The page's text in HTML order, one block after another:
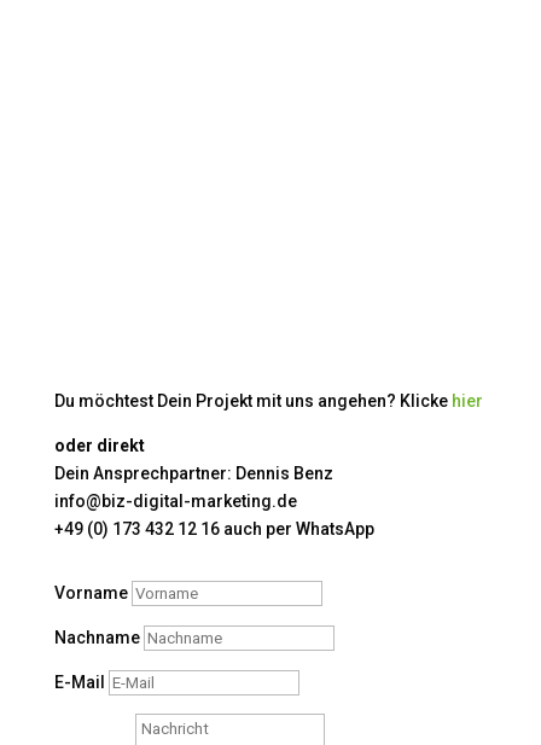
Du möchtest Dein Projekt mit uns angehen? Klicke hier
oder direkt
Dein Ansprechpartner: Dennis Benz
info@biz-digital-marketing.de
+49 (0) 173 432 12 16 auch per WhatsApp
Vorname
Nachname
E-Mail